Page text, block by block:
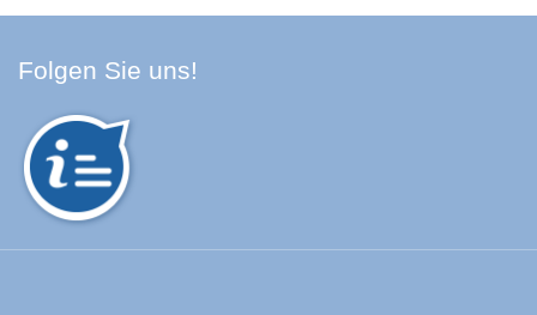
Folgen Sie uns!